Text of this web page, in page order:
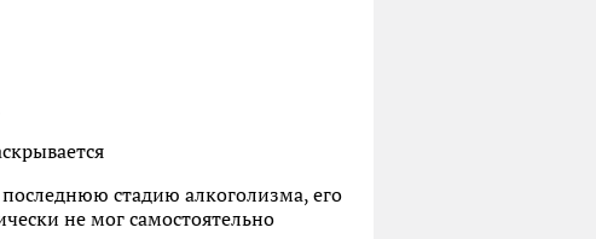
стадию алкоголизма, его
не мог самостоятельно